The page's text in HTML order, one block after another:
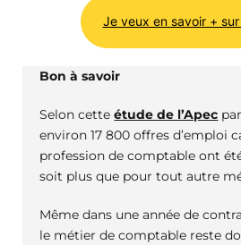
Je veux en savoir +
Bon à savoir
Selon cetteétude de l’Apec
environ 17 800 offres d’emploi
profession de comptable ont
soit plus que pour tout autre
Même dans une année de
le métier de comptable reste